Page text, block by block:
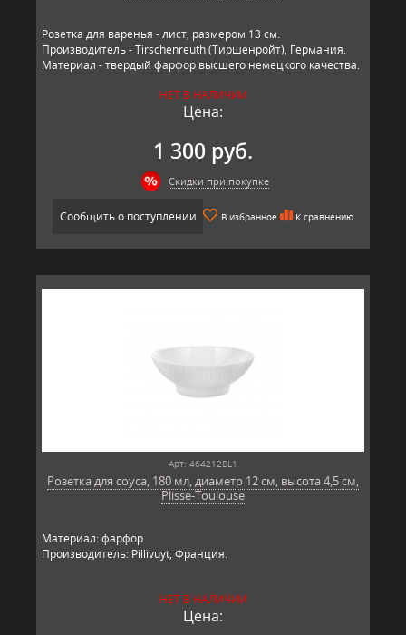
Розетка для варенья - лист, размером 13 см.
Производитель - Tirschenreuth (Тиршенройт), Германия.
Материал - твердый фарфор высшего немецкого качества.
НЕТ В НАЛИЧИИ
Цена:
1 300 руб.
Скидки при покупке
Сообщить о поступлении В избранное К сравнению
Арт: 464212BL1
Розетка для соуса, 180 мл, диаметр 12 см, высота 4,5 см,
Plisse-Toulouse
Материал: фарфор.
Производитель: Pillivuyt, Франция.
НЕТ В НАЛИЧИИ
Цена: